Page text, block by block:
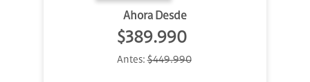
Ahora Desde
$389.990
Antes:$449.990